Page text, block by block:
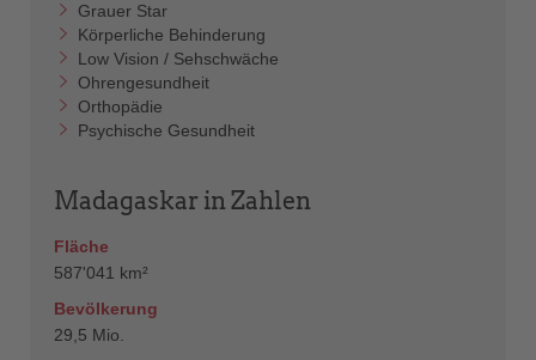
Grauer Star
Körperliche Behinderung
Low Vision / Sehschwäche
Ohrengesundheit
Orthopädie
Psychische Gesundheit
Madagaskar in Zahlen
Fläche
587'041 km²
Bevölkerung
29,5 Mio.